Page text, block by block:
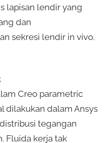
lapisan lendir yang
dan
sekresi lendir in vivo.
Creo parametric
dilakukan dalam Ansys
tegangan
Fluida kerja tak